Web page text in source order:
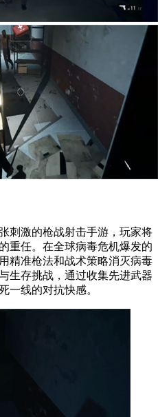
刺激的枪战射击手游，玩家将
重任。在全球病毒危机爆发的
精准枪法和战术策略消灭病毒
生存挑战，通过收集先进武器
一线的对抗快感。